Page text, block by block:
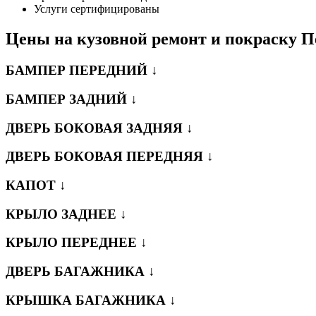
Услуги сертифицированы
Цены на кузовной ремонт и покраску
БАМПЕР ПЕРЕДНИЙ ↓
БАМПЕР ЗАДНИЙ ↓
ДВЕРЬ БОКОВАЯ ЗАДНЯЯ ↓
ДВЕРЬ БОКОВАЯ ПЕРЕДНЯЯ ↓
КАПОТ ↓
КРЫЛО ЗАДНЕЕ ↓
КРЫЛО ПЕРЕДНЕЕ ↓
ДВЕРЬ БАГАЖНИКА ↓
КРЫШКА БАГАЖНИКА ↓